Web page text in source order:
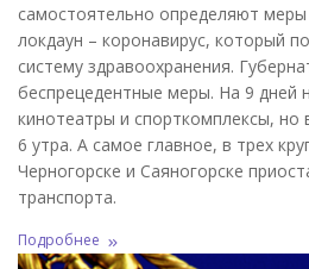
самостоятельно определяют
локдаун – коронавирус, который
систему здравоохранения.
беспрецедентные меры. На 9 дней
кинотеатры и спорткомплексы, но
6 утра. А самое главное, в трех
Черногорске и Саяногорске
транспорта.
Подробнее